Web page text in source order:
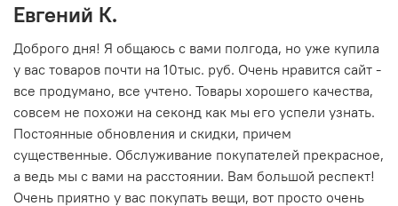
Евгений К.
Доброго дня! Я общаюсь с вами полгода, но уже купила
у вас товаров почти на 10тыс. руб. Очень нравится сайт -
все продумано, все учтено. Товары хорошего качества,
совсем не похожи на секонд как мы его успели узнать.
Постоянные обновления и скидки, причем
существенные. Обслуживание покупателей прекрасное,
а ведь мы с вами на расстоянии. Вам большой респект!
Очень приятно у вас покупать вещи, вот просто очень